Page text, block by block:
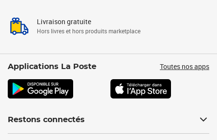
Livraison gratuite
Hors livres et hors produits marketplace
Applications La Poste Toutes nos apps
Restons connectés